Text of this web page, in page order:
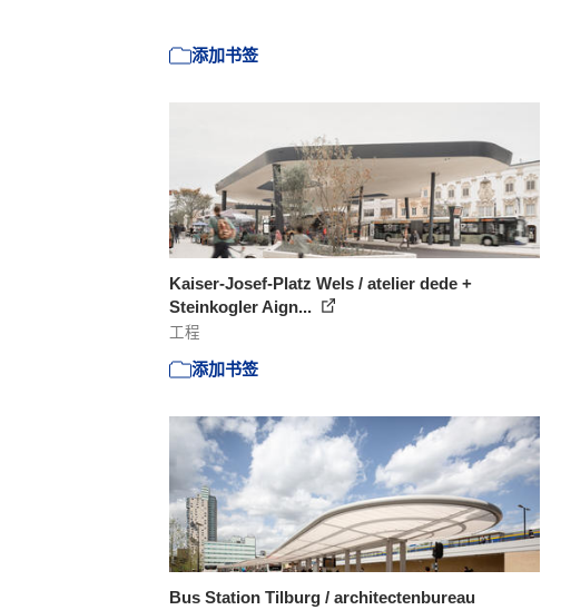
添加书签
Kaiser-Josef-Platz Wels / atelier dede +
Steinkogler Aign...
工程
添加书签
Bus Station Tilburg / architectenbureau